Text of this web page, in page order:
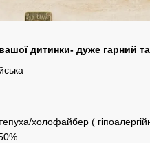
дитинки- дуже гарний
холофайбер (